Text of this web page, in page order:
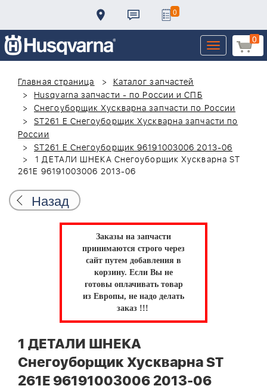
0
0
Toggle
navigation
Главная страница
Каталог запчастей
Husqvarna запчасти - по России и СПБ
Снегоуборщик Хускварна запчасти по России
ST261 E Снегоуборщик Хускварна запчасти по
России
ST261 E Снегоуборщик 96191003006 2013-06
1 ДЕТАЛИ ШНЕКА Снегоуборщик Хускварна ST
261E 96191003006 2013-06
Назад
Заказы на запчасти
принимаются строго через
сайт путем добавления в
корзину. Если Вы не
готовы оплачивать товар
из Европы, не надо делать
заказ !!!
1 ДЕТАЛИ ШНЕКА
Снегоуборщик Хускварна ST
261E 96191003006 2013-06